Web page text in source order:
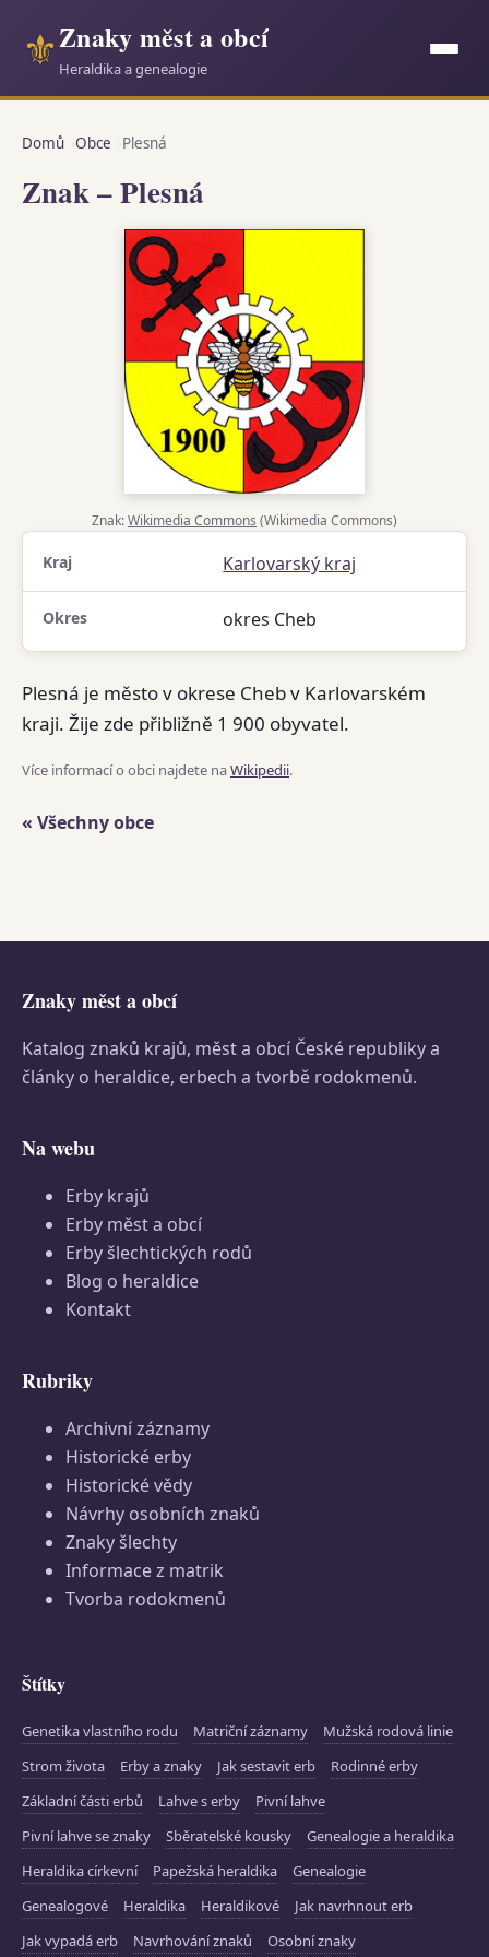
⚜Znaky měst a obcí
Heraldika a genealogie
Domů Obce Plesná
Znak – Plesná
Znak:Wikimedia Commons (Wikimedia Commons)
Kraj Karlovarský kraj
Okres okres Cheb
Plesná je město v okrese Cheb v Karlovarském
kraji. Žije zde přibližně 1 900 obyvatel.
Více informací o obci najdete naWikipedii.
« Všechny obce
Znaky měst a obcí
Katalog znaků krajů, měst a obcí České republiky a
články o heraldice, erbech a tvorbě rodokmenů.
Na webu
Erby krajů
Erby měst a obcí
Erby šlechtických rodů
Blog o heraldice
Kontakt
Rubriky
Archivní záznamy
Historické erby
Historické vědy
Návrhy osobních znaků
Znaky šlechty
Informace z matrik
Tvorba rodokmenů
Štítky
Genetika vlastního rodu Matriční záznamy
Mužská rodová linie
Strom života
Erby a znaky Jak sestavit erb
Rodinné erby
Základní části erbů
Lahve s erby
Pivní lahve
Pivní lahve se znaky
Sběratelské kousky
Genealogie a heraldika
Heraldika církevní
Papežská heraldika
Genealogie
Genealogové
Heraldika Heraldikové
Jak navrhnout erb
Jak vypadá erb
Navrhování znaků Osobní znaky